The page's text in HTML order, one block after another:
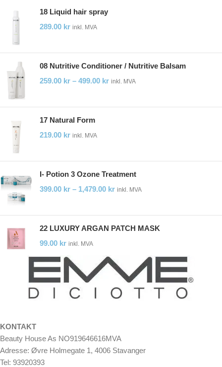
18 Liquid hair spray
289.00 kr inkl. MVA
08 Nutritive Conditioner / Nutritive Balsam
259.00 kr – 499.00 kr inkl. MVA
17 Natural Form
219.00 kr inkl. MVA
I- Potion 3 Ozone Treatment
399.00 kr – 1,479.00 kr inkl. MVA
22 LUXURY ARGAN PATCH MASK
99.00 kr inkl. MVA
KONTAKT
Beauty House As NO919646616MVA
Adresse: Øvre Holmegate 1, 4006 Stavanger
Tel: 93920393